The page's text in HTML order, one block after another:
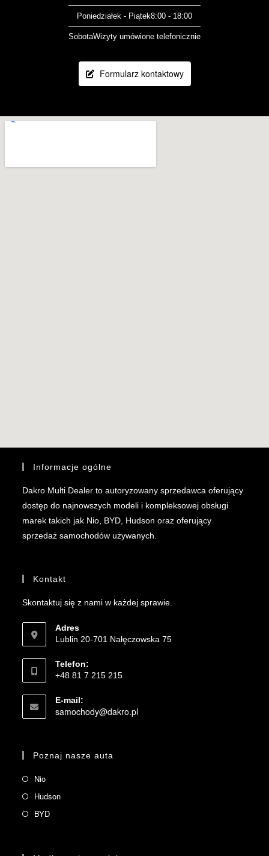
Poniedziałek - Piątek8:00 - 18:00
SobotaWizyty umówione telefonicznie
Formularz kontaktowy
Informacje ogólne
Dakro Multi Dealer to autoryzowany sprzedawca oferujący
dostęp do najnowszych modeli i kompleksowej obsługi
marek takich jak Nio, BYD, Hudson oraz oferujący
sprzedaż samochodów używanych.
Kontakt
Skontaktuj się z nami w każdej sprawie.
Adres
Lublin 20-701 Nałęczowska 75
Telefon:
+48 81 7 215 215
E-mail:
samochody@dakro.pl
Poznaj nasze auta
Nio
Hudson
BYD